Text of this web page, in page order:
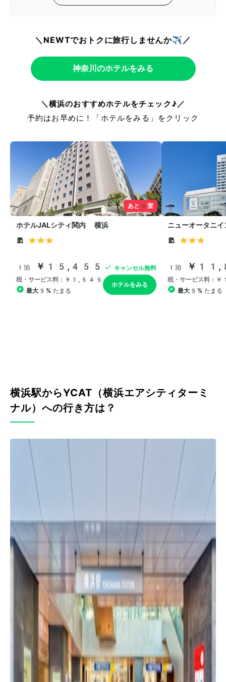
＼NEWTでおトクに旅行しませんか✈️／
神奈川のホテルをみる
＼横浜のおすすめホテルをチェック♪／
予約はお早めに！「ホテルをみる」をクリック
横浜駅からYCAT（横浜エアシティターミ
ナル）への行き方は？